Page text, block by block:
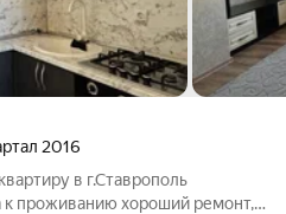
2016
в г.Ставрополь